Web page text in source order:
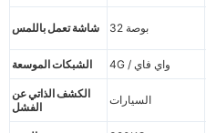
شاشة تعمل باللمس 32 بوصة
الشبكات الموسعة 4G / واي فاي
الكشف الذاتي عن
الفشل
السيارات